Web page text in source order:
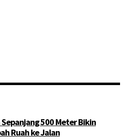
500 Meter Bikin
Ruah ke Jalan